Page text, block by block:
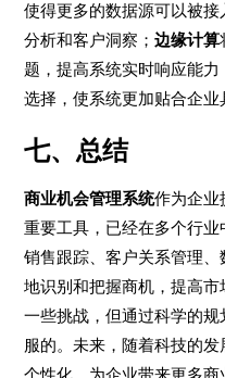
使得更多的数据源可以被
分析和客户洞察；边缘计算
题，提高系统实时响应能力
选择，使系统更加贴合企业
七、总结
商业机会管理系统作为企业
重要工具，已经在多个行
销售跟踪、客户关系管理
地识别和把握商机，提高
一些挑战，但通过科学的
服的。未来，随着科技的发
个性化，为企业带来更多商